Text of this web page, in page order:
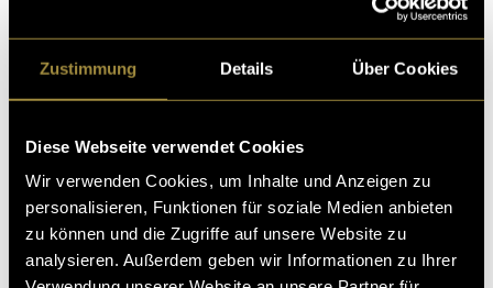
Zustimmung Details Über Cookies
Diese Webseite verwendet Cookies
Wir verwenden Cookies, um Inhalte und Anzeigen zu
personalisieren, Funktionen für soziale Medien anbieten
zu können und die Zugriffe auf unsere Website zu
analysieren. Außerdem geben wir Informationen zu Ihrer
Kritik